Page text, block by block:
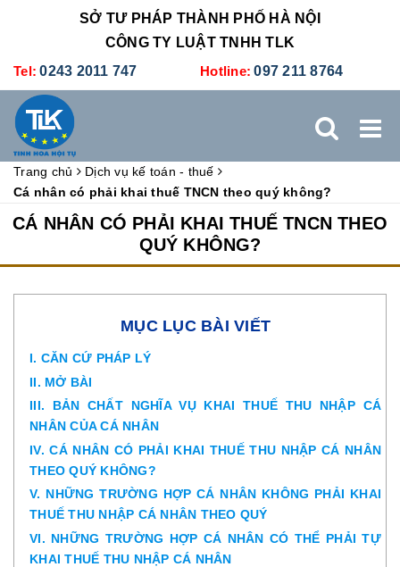
SỞ TƯ PHÁP THÀNH PHỐ HÀ NỘI
CÔNG TY LUẬT TNHH TLK
Tel: 0243 2011 747 Hotline: 097 211 8764
DỊCH VỤ KẾ TOÁN - THUẾ XÚC TIẾN THƯƠNG MẠI
BẢNG GIÁ ĐÀO TẠO TUYỂN DỤNG LIÊN HỆ
Trang chủ
Dịch vụ kế toán - thuế
Cá nhân có phải khai thuế TNCN theo quý không?
CÁ NHÂN CÓ PHẢI KHAI THUẾ TNCN THEO
QUÝ KHÔNG?
MỤC LỤC BÀI VIẾT
I. CĂN CỨ PHÁP LÝ
II. MỞ BÀI
III. BẢN CHẤT NGHĨA VỤ KHAI THUẾ THU NHẬP CÁ
NHÂN CỦA CÁ NHÂN
IV. CÁ NHÂN CÓ PHẢI KHAI THUẾ THU NHẬP CÁ NHÂN
THEO QUÝ KHÔNG?
V. NHỮNG TRƯỜNG HỢP CÁ NHÂN KHÔNG PHẢI KHAI
THUẾ THU NHẬP CÁ NHÂN THEO QUÝ
VI. NHỮNG TRƯỜNG HỢP CÁ NHÂN CÓ THỂ PHẢI TỰ
KHAI THUẾ THU NHẬP CÁ NHÂN